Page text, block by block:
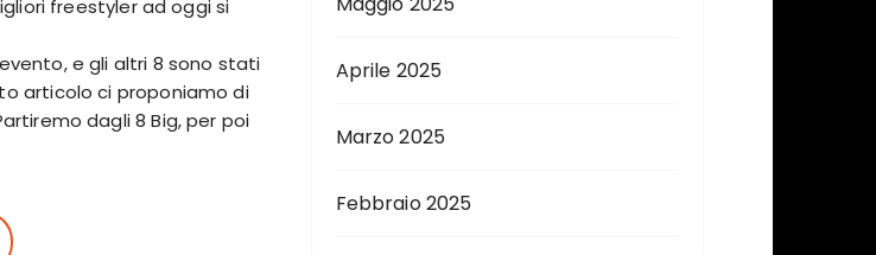
freestyler ad oggi si
e gli altri 8 sono stati
articolo ci proponiamo di
dagli 8 Big, per poi
Aprile 2025
Marzo 2025
Febbraio 2025